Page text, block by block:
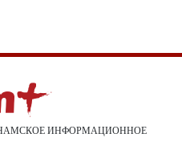
ИНФОРМАЦИОННОЕ